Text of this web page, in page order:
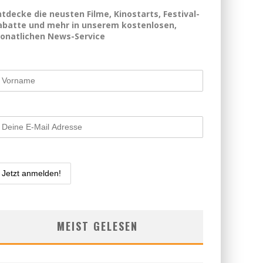
die neusten Filme, Kinostarts, Festival-
und mehr in unserem kostenlosen,
News-Service
MEIST GELESEN